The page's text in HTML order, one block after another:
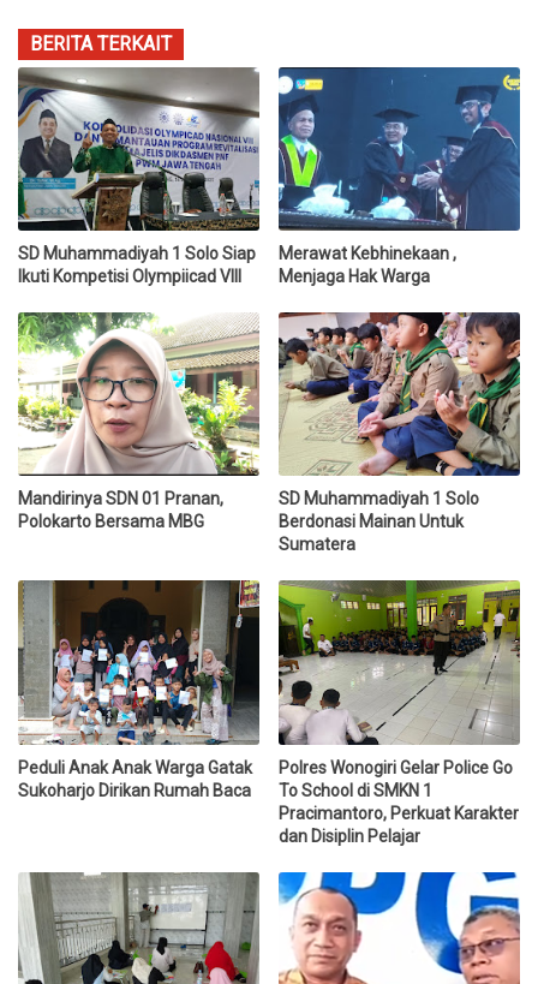
BERITA TERKAIT
SD Muhammadiyah 1 Solo Siap
Ikuti Kompetisi Olympiicad VIII
Merawat Kebhinekaan ,
Menjaga Hak Warga
Mandirinya SDN 01 Pranan,
Polokarto Bersama MBG
SD Muhammadiyah 1 Solo
Berdonasi Mainan Untuk
Sumatera
Peduli Anak Anak Warga Gatak
Sukoharjo Dirikan Rumah Baca
Polres Wonogiri Gelar Police Go
To School di SMKN 1
Pracimantoro, Perkuat Karakter
dan Disiplin Pelajar